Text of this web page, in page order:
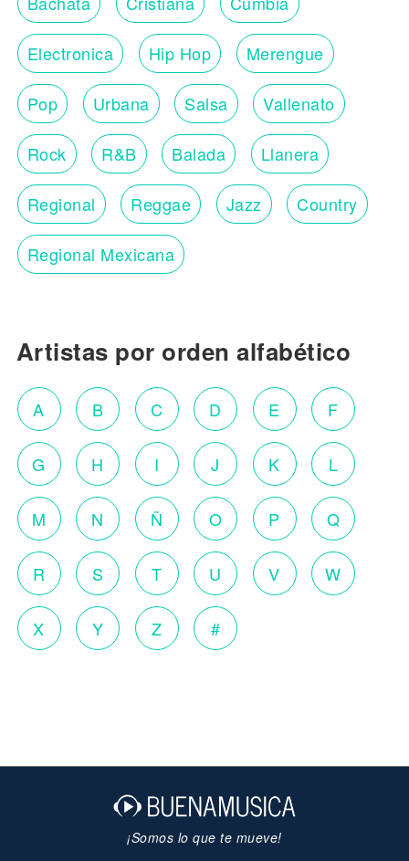
Electronica Hip Hop Merengue
Pop Urbana Salsa Vallenato
Rock R&B Balada Llanera
Regional Reggae Jazz Country
Regional Mexicana
Artistas por orden alfabético
A B C D E F
G H I J K L
M N Ñ O P Q
R S T U V W
X Y Z #
¡Somos lo que te mueve!